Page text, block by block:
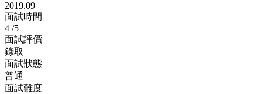
2019.09
面試時間
4 /5
面試評價
錄取
面試狀態
普通
面試難度